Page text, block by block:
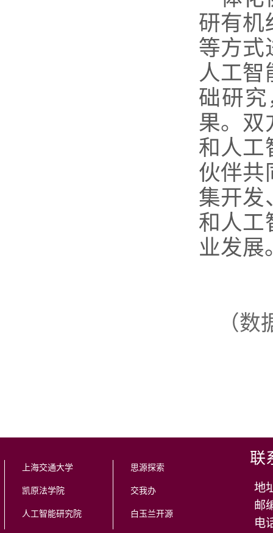
研有机
等方式
人工智
础研
果。双
和人工
伙伴共
集开发
和人工
业发展
（
上海交通大学
凯原法学院
人工智能研究院
思源探索
交我办
白玉兰开源
联
地
邮